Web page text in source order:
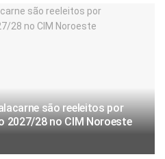
são reeleitos por
2027/28 no CIM Noroeste